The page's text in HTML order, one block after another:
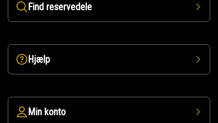
Find reservedele
Hjælp
Min konto